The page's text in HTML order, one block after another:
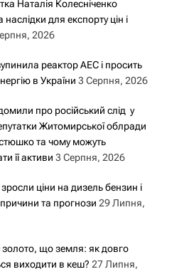
Наталія Колесніченко
для експорту цін і
2026
реактор АЕС і просить
в України 3 Серпня, 2026
про російський слід у
Житомирської облради
та чому можуть
її активи 3 Серпня, 2026
зросли ціни на дизель бензин і
та прогнози 29 Липня,
золото, що земля: як довго
виходити в кеш? 27 Липня,